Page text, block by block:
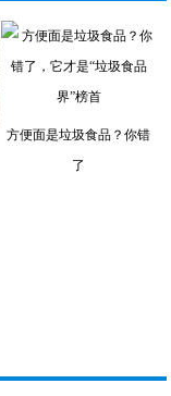
方便面是垃圾食品？你错
了